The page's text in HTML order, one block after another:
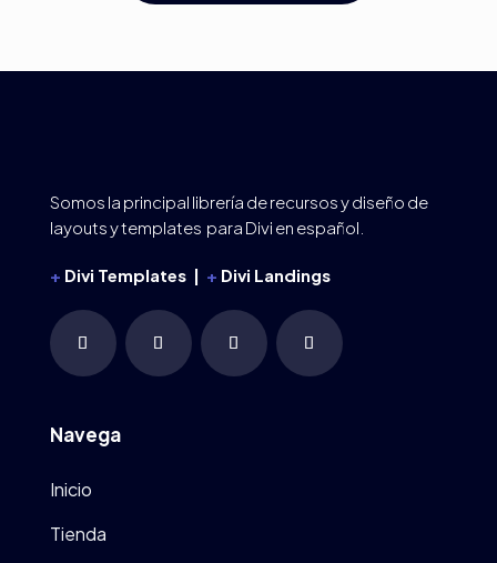
Somos la principal librería de recursos y diseño de
layouts y templates para Divi en español.
+ Divi Templates | + Divi Landings
Navega
Inicio
Tienda